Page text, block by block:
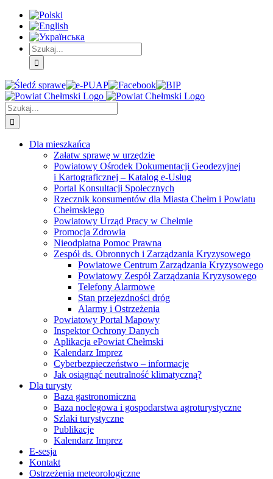
Skip
Treść
główna
Skip
Menu
główne
Skip
Menu
dodatkowe
Szukaj
Śledź
sprawę
E-
PUAP
Facebook BIP Instagram
Szukaj
Dla mieszkańca
Załatw sprawę w urzędzie
Powiatowy Ośrodek Dokumentacji Geodezyjnej
i Kartograficznej – Katalog e-Usług
Portal Konsultacji Społecznych
Rzecznik konsumentów dla Miasta Chełm i Powiatu
Chełmskiego
Powiatowy Urząd Pracy w Chełmie
Promocja Zdrowia
Nieodpłatna Pomoc Prawna
Zespół ds. Obronnych i Zarządzania Kryzysowego
Powiatowe Centrum Zarządzania Kryzysowego
Powiatowy Zespół Zarządzania Kryzysowego
Telefony Alarmowe
Stan przejezdności dróg
Alarmy i Ostrzeżenia
Powiatowy Portal Mapowy
Inspektor Ochrony Danych
Aplikacja ePowiat Chełmski
Kalendarz Imprez
Cyberbezpieczeństwo – informacje
Jak osiągnąć neutralność klimatyczną?
Dla turysty
Baza gastronomiczna
Baza noclegowa i gospodarstwa agroturystyczne
Szlaki turystyczne
Publikacje
Kalendarz Imprez
E-sesja
Kontakt
Ostrzeżenia meteorologiczne